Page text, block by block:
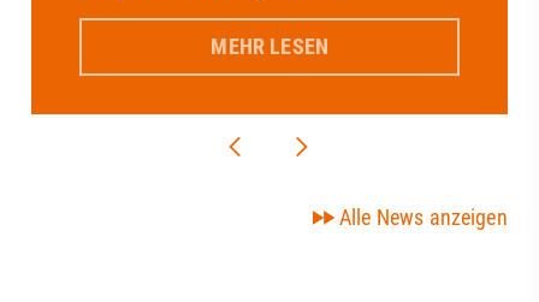
MEHR LESEN
Alle News anzeigen